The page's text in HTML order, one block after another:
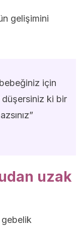
gelişimini
için
ki bir
uzak
gebelik